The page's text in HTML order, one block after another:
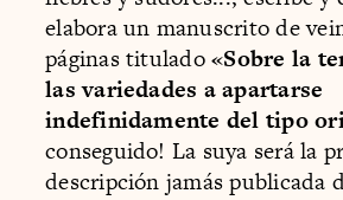
elabora un manuscrito de
páginas titulado«Sobre la
las variedades a apartarse
indefinidamente del tipo
conseguido! La suya será la
descripción jamás publicada